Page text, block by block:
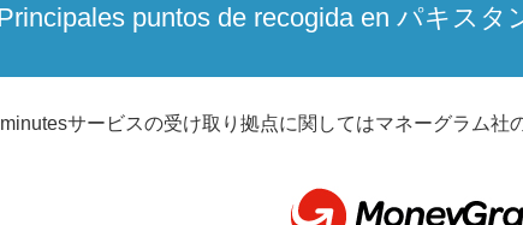
puntos de recogida en パキスタ
サービスの受け取り拠点に関してはマネーグラム社